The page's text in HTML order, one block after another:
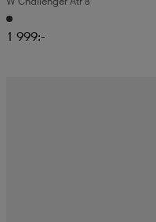
1 999:-